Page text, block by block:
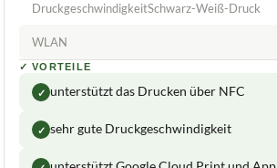
DruckgeschwindigkeitSchwarz-Weiß-Druck
WLAN
✓ VORTEILE
✓ unterstützt das Drucken über NFC
✓ sehr gute Druckgeschwindigkeit